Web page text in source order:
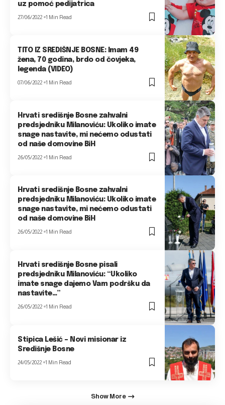
uz pomoć pedijatrica
27/06/2022 1 Min Read
TITO IZ SREDIŠNJE BOSNE: Imam 49
žena, 70 godina, brdo od čovjeka,
legenda (VIDEO)
07/06/2022 1 Min Read
Hrvati središnje Bosne zahvalni
predsjedniku Milanoviću: Ukoliko imate
snage nastavite, mi nećemo odustati
od naše domovine BiH
26/05/2022 1 Min Read
Hrvati središnje Bosne zahvalni
predsjedniku Milanoviću: Ukoliko imate
snage nastavite, mi nećemo odustati
od naše domovine BiH
26/05/2022 1 Min Read
Hrvati središnje Bosne pisali
predsjedniku Milanoviću: “Ukoliko
imate snage dajemo Vam podršku da
nastavite…”
26/05/2022 1 Min Read
Stipica Lešić – Novi misionar iz
Središnje Bosne
24/05/2022 1 Min Read
Show More